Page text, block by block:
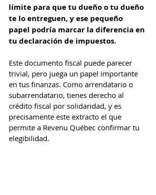
límite para que tu dueño o tu dueño
te lo entreguen, y ese pequeño
papel podría marcar la diferencia en
tu declaración de impuestos.
Este documento fiscal puede parecer
trivial, pero juega un papel importante
en tus finanzas. Como arrendatario o
subarrendatario, tienes derecho al
crédito fiscal por solidaridad, y es
precisamente este extracto el que
permite a Revenu Québec confirmar tu
elegibilidad.